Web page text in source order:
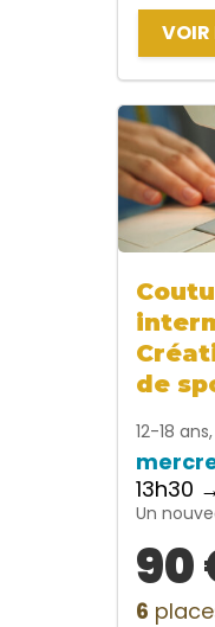
VOIR
de
12-18
13h30
Un
90
6